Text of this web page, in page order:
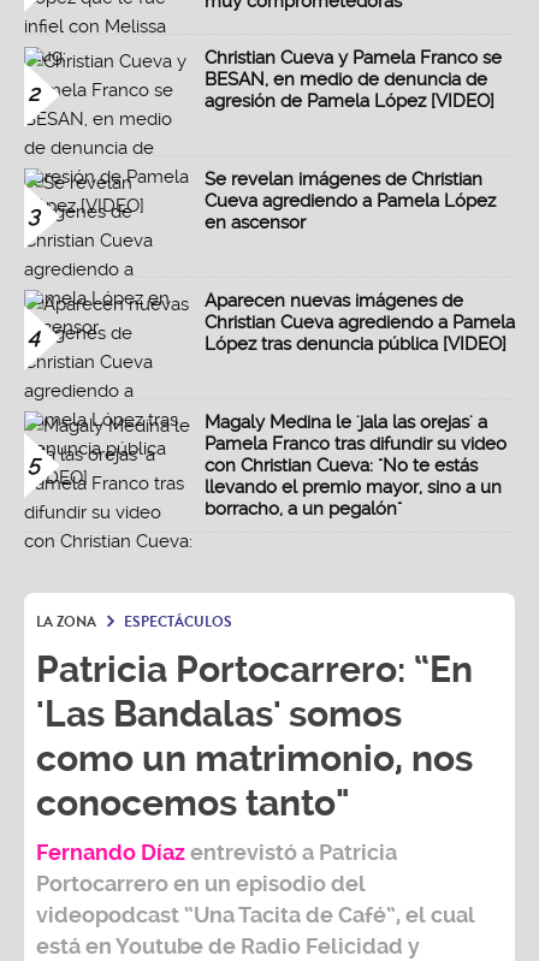
2
Christian Cueva y Pamela Franco se
BESAN, en medio de denuncia de
agresión de Pamela López [VIDEO]
3
Se revelan imágenes de Christian
Cueva agrediendo a Pamela López
en ascensor
4
Aparecen nuevas imágenes de
Christian Cueva agrediendo a Pamela
López tras denuncia pública [VIDEO]
5
Magaly Medina le 'jala las orejas' a
Pamela Franco tras difundir su video
con Christian Cueva: "No te estás
llevando el premio mayor, sino a un
borracho, a un pegalón"
LA ZONA ESPECTÁCULOS
Patricia Portocarrero: “En
'Las Bandalas' somos
como un matrimonio, nos
conocemos tanto"
Fernando Díazentrevistó a Patricia
Portocarreroen un episodio del
videopodcast “Una Tacita de Café”, el cual
está en Youtube de Radio Felicidad y